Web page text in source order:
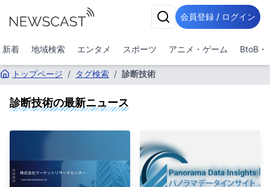
会員登録 / ログイン
新着 地域検索 エンタメ スポーツ アニメ・ゲーム BtoB・
トップページ / タグ検索 / 診断技術
診断技術の最新ニュース